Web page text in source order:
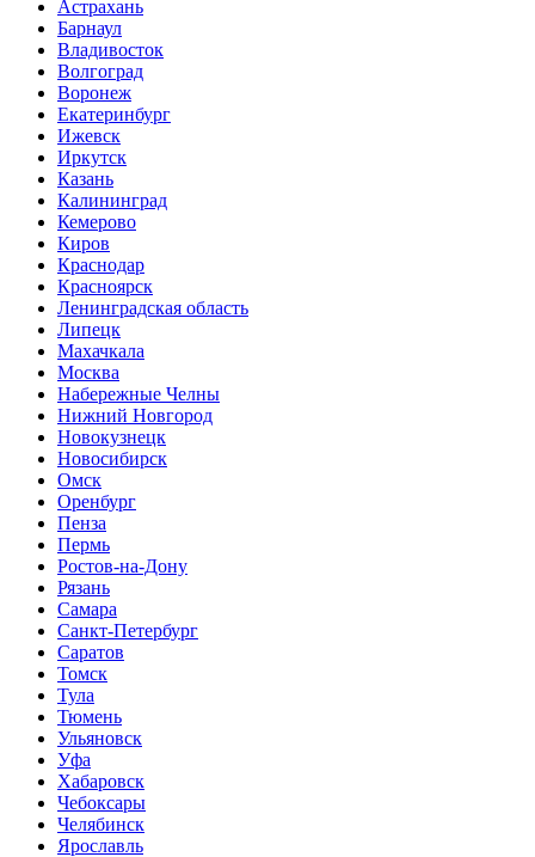
Астрахань
Барнаул
Владивосток
Волгоград
Воронеж
Екатеринбург
Ижевск
Иркутск
Казань
Калининград
Кемерово
Киров
Краснодар
Красноярск
Ленинградская область
Липецк
Махачкала
Москва
Набережные Челны
Нижний Новгород
Новокузнецк
Новосибирск
Омск
Оренбург
Пенза
Пермь
Ростов-на-Дону
Рязань
Самара
Санкт-Петербург
Саратов
Томск
Тула
Тюмень
Ульяновск
Уфа
Хабаровск
Чебоксары
Челябинск
Ярославль